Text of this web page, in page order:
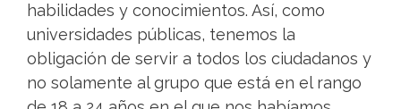
habilidades y conocimientos. Así, como
universidades públicas, tenemos la
obligación de servir a todos los ciudadanos y
no solamente al grupo que está en el rango